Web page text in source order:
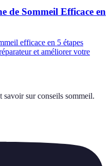
de Sommeil Efficace en
efficace en 5 étapes
et améliorer votre
savoir sur conseils sommeil.